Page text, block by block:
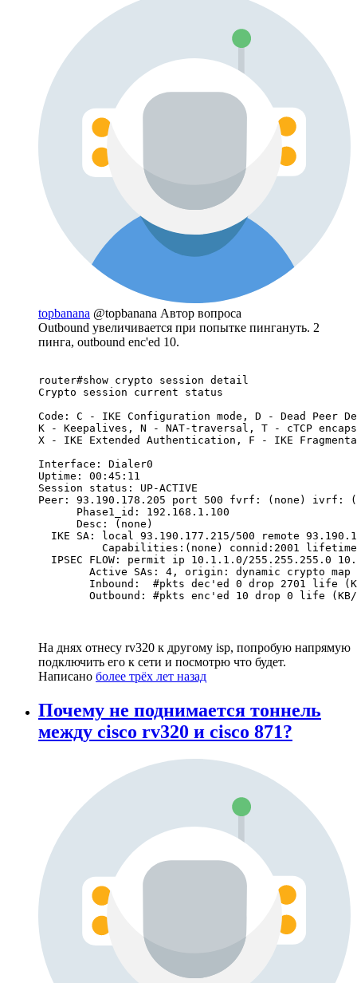
topbanana @topbanana Автор вопроса
Outbound увеличивается при попытке пингануть. 2
пинга, outbound enc'ed 10.
router#show crypto session detail
Crypto session current status
Code: C - IKE Configuration mode, D - Dead
K - Keepalives, N - NAT-traversal, T - cTCP
X - IKE Extended Authentication, F - IKE
Interface: Dialer0
Uptime: 00:45:11
Session status: UP-ACTIVE
Peer: 93.190.178.205 port 500 fvrf: (none) ivrf:
      Phase1_id: 192.168.1.100
      Desc: (none)
IKE SA: local 93.190.177.215/500 remote
Capabilities:(none) connid:2001
IPSEC FLOW: permit ip 10.1.1.0/255.255.255.0
        Active SAs: 4, origin: dynamic crypto map
Inbound:  #pkts dec'ed 0 drop 2701 life
Outbound: #pkts enc'ed 10 drop 0 life
На днях отнесу rv320 к другому isp, попробую напрямую
подключить его к сети и посмотрю что будет.
Написано более трёх лет назад
Почему не поднимается тоннель
между cisco rv320 и cisco 871?